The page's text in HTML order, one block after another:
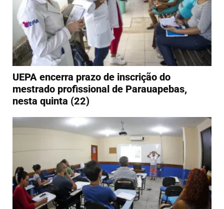
UEPA encerra prazo de inscrição do
mestrado profissional de Parauapebas,
nesta quinta (22)